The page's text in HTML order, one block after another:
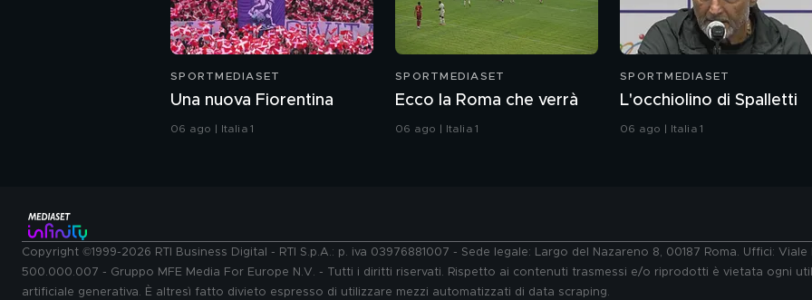
SPORTMEDIASET
Una nuova Fiorentina
06 ago | Italia 1
SPORTMEDIASET
Ecco la Roma che verrà
06 ago | Italia 1
SPORTMEDIASET
L'occhiolino di Spalletti
06 ago | Italia 1
Copyright ©1999-2026 RTI Business Digital - RTI S.p.A.: p. iva 03976881007 - Sede legale: Largo del Nazareno 8, 00187 Roma. Uffici:
500.000.007 - Gruppo MFE Media For Europe N.V. - Tutti i diritti riservati. Rispetto ai contenuti trasmessi e/o riprodotti è vietata ogni
artificiale generativa. È altresì fatto divieto espresso di utilizzare mezzi automatizzati di data scraping.